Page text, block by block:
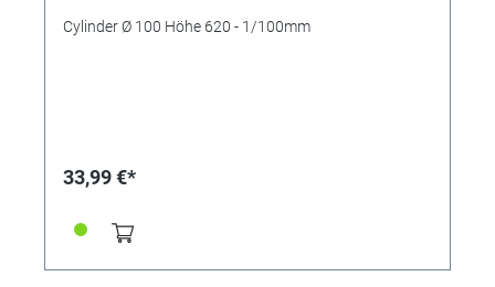
Cylinder Ø 100 Höhe 620 - 1/100mm
33,99 €*